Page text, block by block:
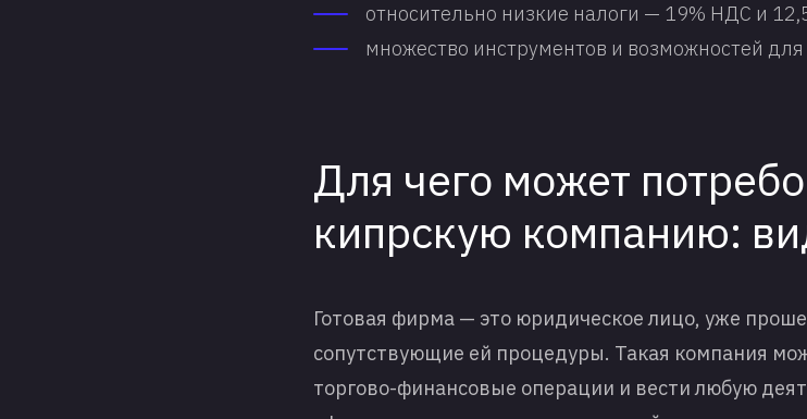
относительно низкие налоги — 19% НДС и
множество инструментов и возможностей
Для чего может
кипрскую компанию:
Готовая фирма — это юридическое лицо, уже
сопутствующие ей процедуры. Такая компания
торгово-финансовые операции и вести любую